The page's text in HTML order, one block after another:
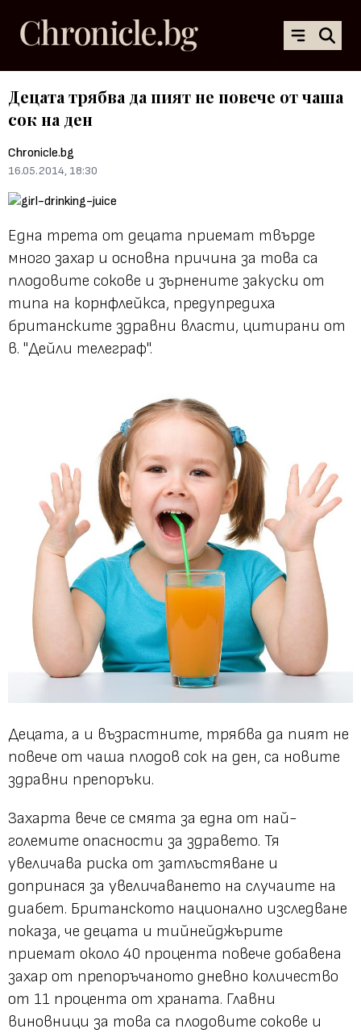
Децата трябва да пият не повече от чаша
сок на ден
Chronicle.bg
16.05.2014, 18:30
Една трета от децата приемат твърде
много захар и основна причина за това са
плодовите сокове и зърнените закуски от
типа на корнфлейкса, предупредиха
британските здравни власти, цитирани от
в. "Дейли телеграф".
Децата, а и възрастните, трябва да пият не
повече от чаша плодов сок на ден, са новите
здравни препоръки.
Захарта вече се смята за една от най-
големите опасности за здравето. Тя
увеличава риска от затлъстяване и
допринася за увеличаването на случаите на
диабет. Британското национално изследване
показа, че децата и тийнейджърите
приемат около 40 процента повече добавена
захар от препоръчаното дневно количество
от 11 процента от храната. Главни
виновници за това са плодовите сокове и